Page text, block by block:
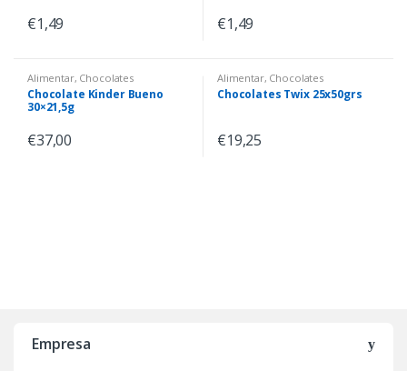
€1,49 €1,49
Alimentar, Chocolates
Chocolate Kinder Bueno
30×21,5g
€37,00
Alimentar, Chocolates
Chocolates Twix 25x50grs
€19,25
Empresa